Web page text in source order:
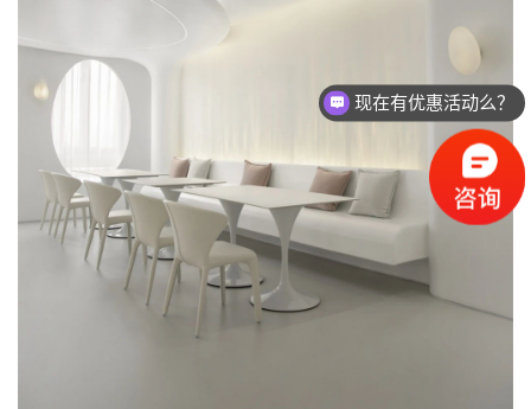
现在有优惠活动么？
你们公司位置在哪里？